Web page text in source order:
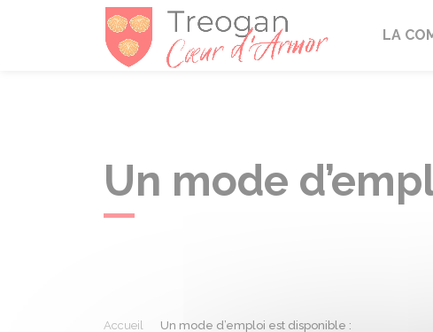
Tréogan
LA
Un mode
Accueil Un mode d’emploi est disponible :